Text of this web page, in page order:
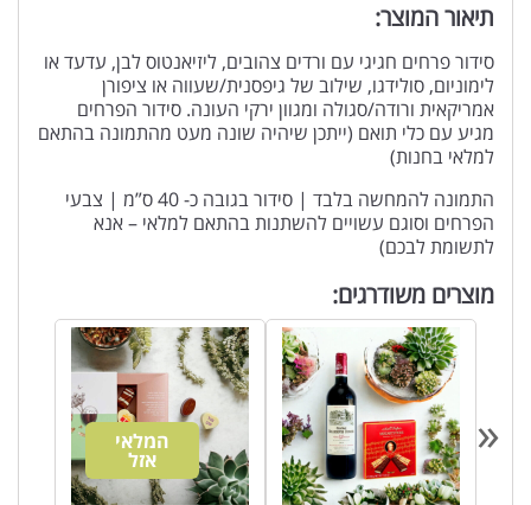
תיאור המוצר:
סידור פרחים חגיגי עם ורדים צהובים, ליזיאנטוס לבן, עדעד או
לימוניום, סולידגו, שילוב של גיפסנית/שעווה או ציפורן
אמריקאית ורודה/סגולה ומגוון ירקי העונה. סידור הפרחים
מגיע עם כלי תואם (ייתכן שיהיה שונה מעט מהתמונה בהתאם
למלאי בחנות)
התמונה להמחשה בלבד | סידור בגובה כ- 40 ס”מ | צבעי
הפרחים וסוגם עשויים להשתנות בהתאם למלאי – אנא
לתשומת לבכם)
מוצרים משודרגים:
המלאי
אזל «